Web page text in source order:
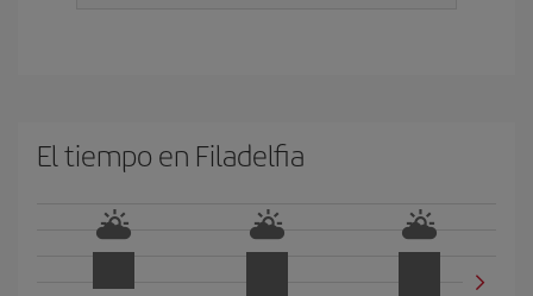
El tiempo en Filadelfia